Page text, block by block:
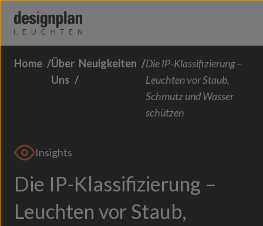
Über Uns
Sektoren
Home
Über
Uns
Neuigkeiten
Die IP-Klassifizierung –
Leuchten vor Staub,
Schmutz und Wasser
schützen
Insights
Die IP-Klassifizierung –
Leuchten vor Staub,